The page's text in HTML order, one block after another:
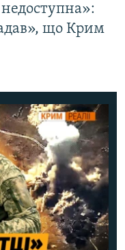
недоступна»:
що Крим